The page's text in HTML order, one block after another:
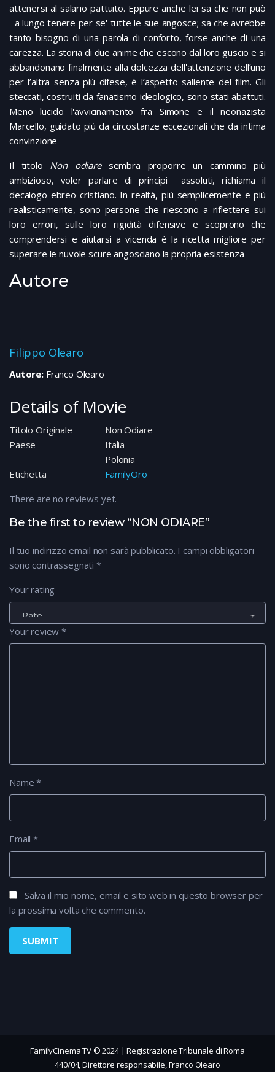
attenersi al salario pattuito. Eppure anche lei sa che non può
a lungo tenere per se' tutte le sue angosce; sa che avrebbe
tanto bisogno di una parola di conforto, forse anche di una
carezza. La storia di due anime che escono dal loro guscio e si
abbandonano finalmente alla dolcezza dell'attenzione dell’uno
per l’altra senza più difese, è l’aspetto saliente del film. Gli
steccati, costruiti da fanatismo ideologico, sono stati abattuti.
Meno lucido l'avvicinamento fra Simone e il neonazista
Marcello, guidato più da circostanze eccezionali che da intima
convinzione
Il titolo Non odiaresembra proporre un cammino più
ambizioso, voler parlare di principi assoluti, richiama il
decalogo ebreo-cristiano. In realtà, più semplicemente e più
realisticamente, sono persone che riescono a riflettere sui
loro errori, sulle loro rigidità difensive e scoprono che
comprendersi e aiutarsi a vicenda è la ricetta migliore per
superare le nuvole scure angosciano la propria esistenza
Autore
Filippo Olearo
Autore:Franco Olearo
Details of Movie
Titolo Originale
Non Odiare
Paese
Italia
Polonia
Etichetta
FamilyOro
Be the first to review “NON ODIARE”
Il tuo indirizzo email non sarà pubblicato. I campi obbligatori
sono contrassegnati *
Your rating
Your review*
Name*
Email*
Salva il mio nome, email e sito web in questo browser per
la prossima volta che commento.
There are no reviews yet.
FamilyCinema TV © 2024 | Registrazione Tribunale di Roma
440/04, Direttore responsabile, Franco Olearo